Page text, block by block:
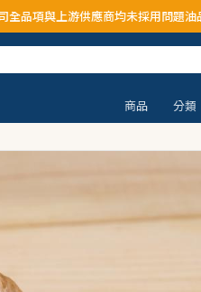
均未採用問題油品，請安心購買食用
商品 分類